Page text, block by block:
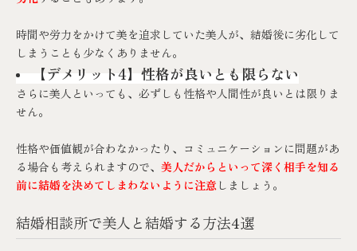
時間や労力をかけて美を追求していた美人が、結婚後に劣化して
しまうことも少なくありません。
【デメリット4】性格が良いとも限らない
さらに美人といっても、必ずしも性格や人間性が良いとは限りま
せん。
性格や価値観が合わなかったり、コミュニケーションに問題があ
る場合も考えられますので、 美人だからといって深く相手を知る
前に結婚を決めてしまわないように注意 しましょう。
結婚相談所で美人と結婚する方法4選